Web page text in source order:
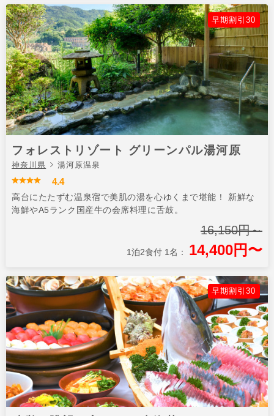
早期割引30
フォレストリゾート グリーンパル湯河原
神奈川県 湯河原温泉
4.4
高台にたたずむ温泉宿で美肌の湯を心ゆくまで堪能！ 新鮮な
海鮮やA5ランク国産牛の会席料理に舌鼓。
16,150円～
1泊2食付 1名： 14,400円〜
早期割引30